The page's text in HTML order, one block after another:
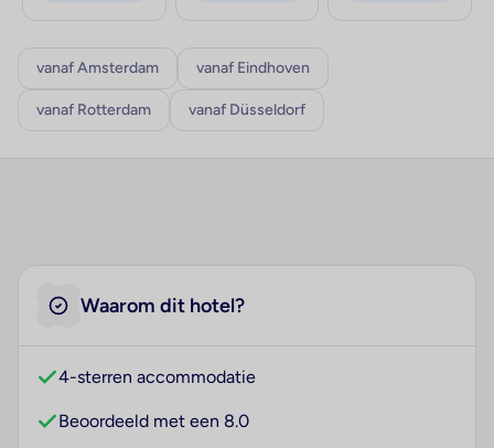
vanaf Amsterdam vanaf Eindhoven
vanaf Rotterdam vanaf Düsseldorf
Waarom dit hotel?
4-sterren accommodatie
Beoordeeld met een 8.0